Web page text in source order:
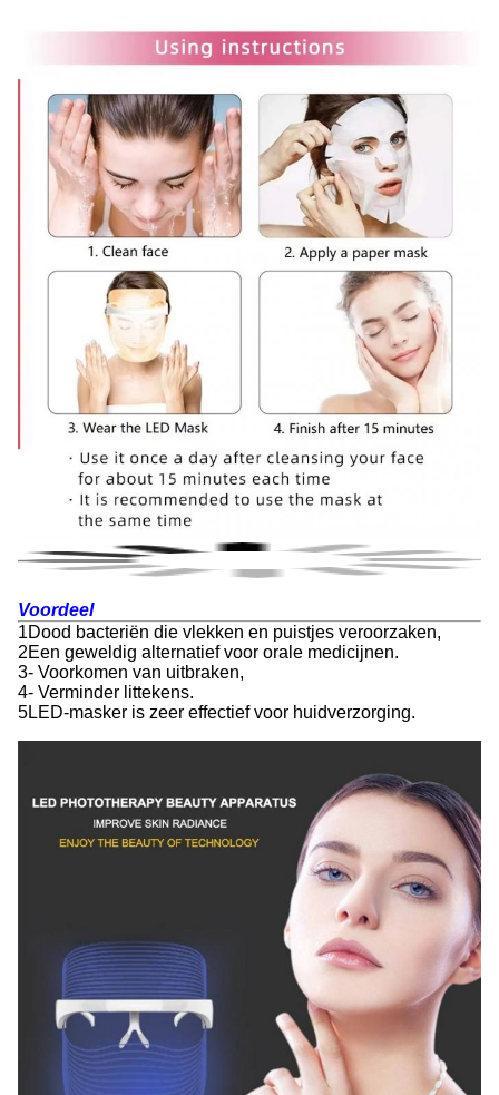
Voordeel
1Dood bacteriën die vlekken en puistjes veroorzaken,
2Een geweldig alternatief voor orale medicijnen.
3- Voorkomen van uitbraken,
4- Verminder littekens.
5LED-masker is zeer effectief voor huidverzorging.